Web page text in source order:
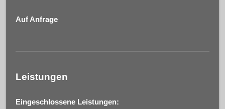
Auf Anfrage
Leistungen
Eingeschlossene Leistungen: